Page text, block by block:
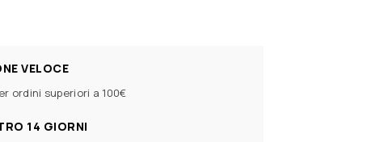
VELOCE
ordini superiori a 100€
14 GIORNI